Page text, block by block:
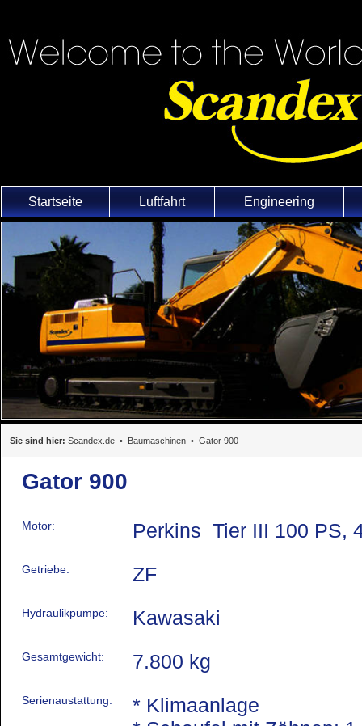
Startseite Luftfahrt Engineering
Sie sind hier: Scandex.de • Baumaschinen • Gator 900
Gator 900
Motor: Perkins Tier III 100 PS,
Getriebe: ZF
Hydraulikpumpe: Kawasaki
Gesamtgewicht: 7.800 kg
Serienaustattung:
* Klimaanlage